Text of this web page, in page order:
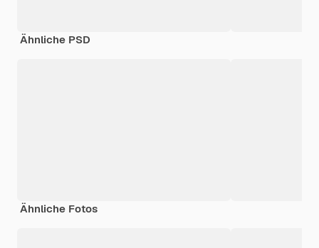
Ähnliche PSD
Ähnliche Fotos